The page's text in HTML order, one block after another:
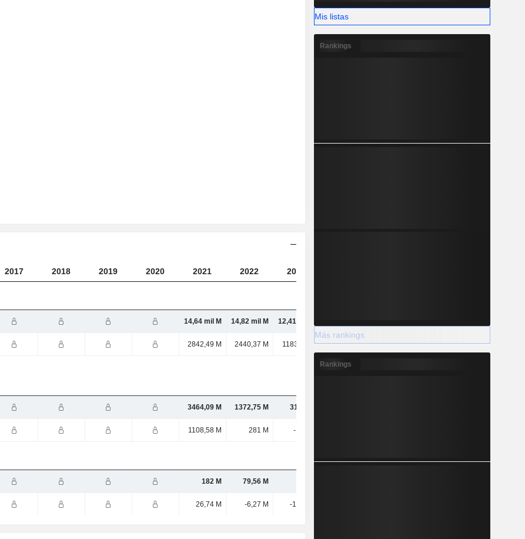
2017 2018 2019 2020 2021 2022 2023
14,64 mil M 14,82 mil M 12,41 mil M
2842,49 M 2440,37 M 1183,17 M 2850,13 M 2669,83 M
3464,09 M 1372,75 M 31,75 M
1108,58 M 281 M -133 M
182 M 79,56 M
26,74 M -6,27 M -122 mil
Mis listas
Rankings
Más rankings
Rankings